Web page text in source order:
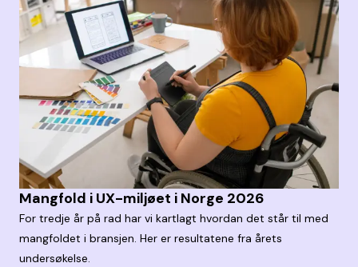
Mangfold i UX-miljøet i Norge 2026
For tredje år på rad har vi kartlagt hvordan det står til med
mangfoldet i bransjen. Her er resultatene fra årets
undersøkelse.